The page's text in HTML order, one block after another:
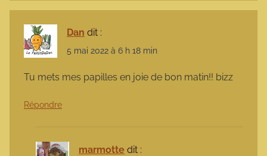
Dan dit :
5 mai 2022 à 6 h 18 min
Tu mets mes papilles en joie de bon matin!! bizz
Répondre
marmotte dit :